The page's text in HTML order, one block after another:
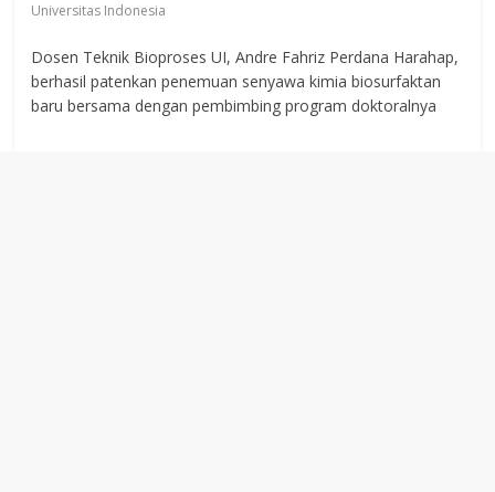
Universitas Indonesia
Dosen Teknik Bioproses UI, Andre Fahriz Perdana Harahap,
berhasil patenkan penemuan senyawa kimia biosurfaktan
baru bersama dengan pembimbing program doktoralnya